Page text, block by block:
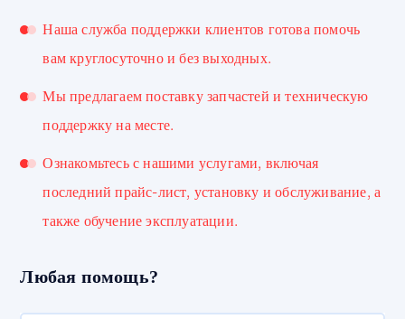
Наша служба поддержки клиентов готова помочь
вам круглосуточно и без выходных.
Мы предлагаем поставку запчастей и техническую
поддержку на месте.
Ознакомьтесь с нашими услугами, включая
последний прайс-лист, установку и обслуживание, а
также обучение эксплуатации.
Любая помощь?